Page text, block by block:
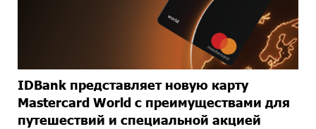
IDBank представляет новую карту
Mastercard World с преимуществами для
путешествий и специальной акцией